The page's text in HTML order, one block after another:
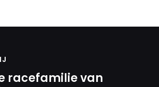
racefamilie van